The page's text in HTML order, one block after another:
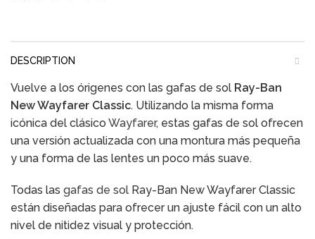
DESCRIPTION
Vuelve a los órigenes con las gafas de sol Ray-Ban
New Wayfarer Classic. Utilizando la misma forma
icónica del clásico Wayfarer, estas gafas de sol ofrecen
una versión actualizada con una montura más pequeña
y una forma de las lentes un poco más suave.
Todas las gafas de sol Ray-Ban New Wayfarer Classic
están diseñadas para ofrecer un ajuste fácil con un alto
nivel de nitidez visual y protección.